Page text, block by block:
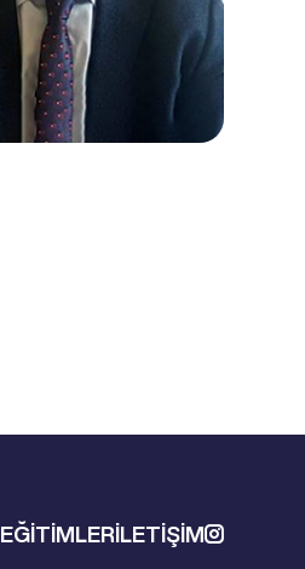
EĞİTİMLERİLETİŞİM